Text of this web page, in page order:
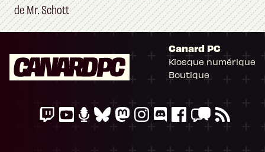
de Mr. Schott
Canard PC
Kiosque numérique
Boutique